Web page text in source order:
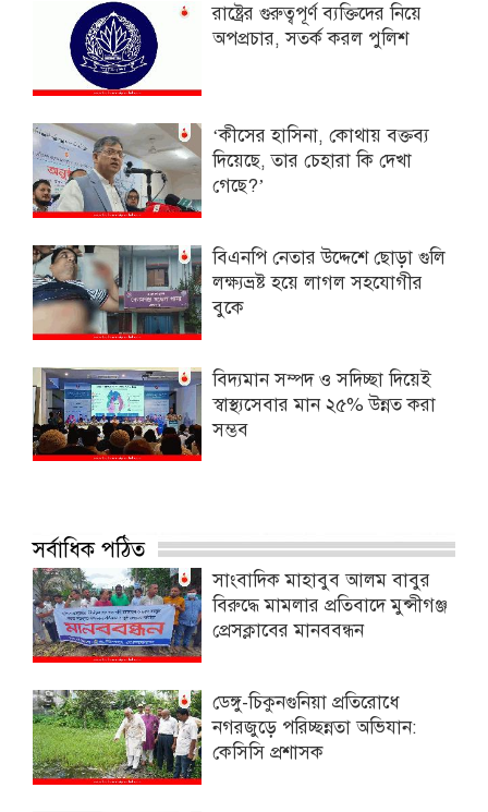
রাষ্ট্রের গুরুত্বপূর্ণ ব্যক্তিদের নিয়ে
অপপ্রচার, সতর্ক করল পুলিশ
‘কীসের হাসিনা, কোথায় বক্তব্য
দিয়েছে, তার চেহারা কি দেখা
গেছে?’
বিএনপি নেতার উদ্দেশে ছোড়া গুলি
লক্ষ্যভ্রষ্ট হয়ে লাগল সহযোগীর
বুকে
বিদ্যমান সম্পদ ও সদিচ্ছা দিয়েই
স্বাস্থ্যসেবার মান ২৫% উন্নত করা
সম্ভব
সর্বাধিক পঠিত
সাংবাদিক মাহাবুব আলম বাবুর
বিরুদ্ধে মামলার প্রতিবাদে মুন্সীগঞ্জ
প্রেসক্লাবের মানববন্ধন
ডেঙ্গু-চিকুনগুনিয়া প্রতিরোধে
নগরজুড়ে পরিচ্ছন্নতা অভিযান:
কেসিসি প্রশাসক